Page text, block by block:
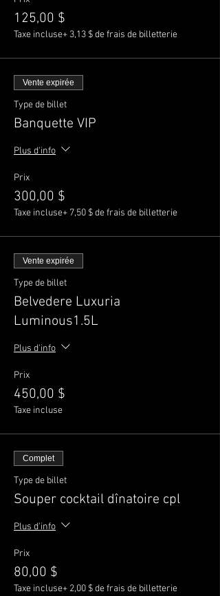
125,00 $
Taxe incluse+ 3,13 $ de frais de billetterie
Vente expirée
Type de billet
Banquette VIP
Plus d'info
Prix
300,00 $
Taxe incluse+ 7,50 $ de frais de billetterie
Vente expirée
Type de billet
Belvedere Luxuria
Luminous1.5L
Plus d'info
Prix
450,00 $
Taxe incluse
Complet
Type de billet
Souper cocktail dînatoire cpl
Plus d'info
Prix
80,00 $
Taxe incluse+ 2,00 $ de frais de billetterie